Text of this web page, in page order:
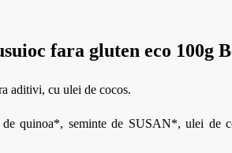
fara gluten eco 100g
aditivi, cu ulei de cocos.
quinoa*, seminte de SUSAN*, ulei de